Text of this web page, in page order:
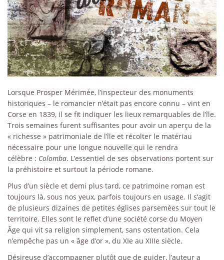
Lorsque Prosper Mérimée, l’inspecteur des monuments
historiques – le romancier n’était pas encore connu – vint en
Corse en 1839, il se fit indiquer les lieux remarquables de l’île.
Trois semaines furent suffisantes pour avoir un aperçu de la
« richesse » patrimoniale de l’île et récolter le matériau
nécessaire pour une longue nouvelle qui le rendra
célèbre : Colomba. L’essentiel de ses observations portent sur
la préhistoire et surtout la période romane.
Plus d’un siècle et demi plus tard, ce patrimoine roman est
toujours là, sous nos yeux, parfois toujours en usage. Il s’agit
de plusieurs dizaines de petites églises parsemées sur tout le
territoire. Elles sont le reflet d’une société corse du Moyen
Âge qui vit sa religion simplement, sans ostentation. Cela
n’empêche pas un « âge d’or », du XIe au XIIIe siècle.
Désireuse d’accompagner plutôt que de guider, l’auteur a